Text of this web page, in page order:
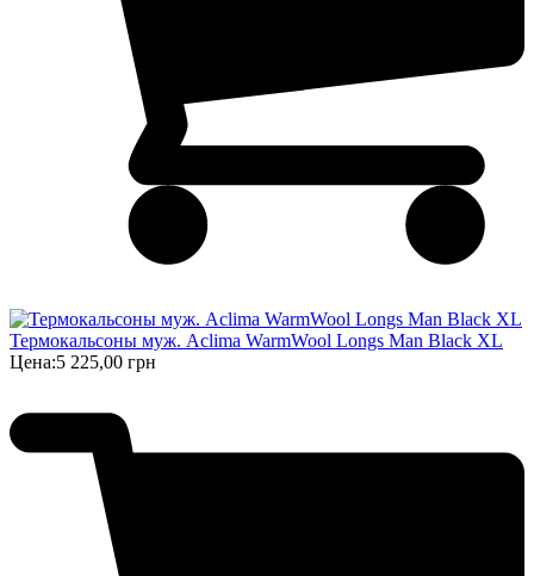
Термокальсоны муж. Aclima WarmWool Longs Man Black XL
Цена:5 225,00 грн